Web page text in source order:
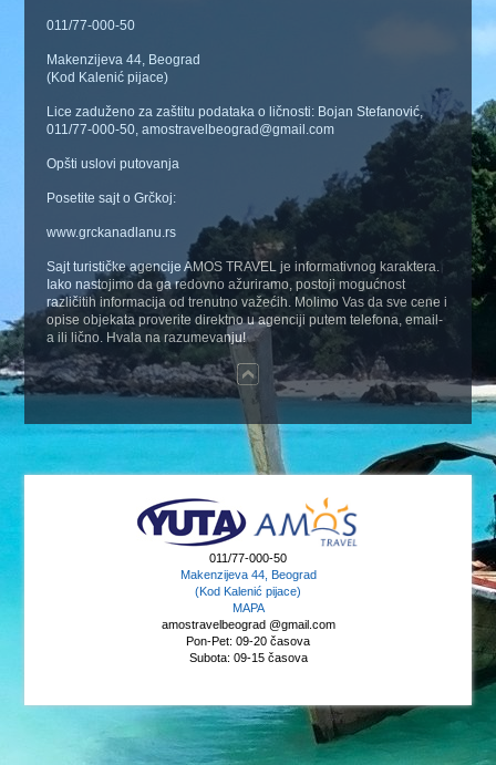
011/77-000-50
Makenzijeva 44, Beograd
(Kod Kalenić pijace)
Lice zaduženo za zaštitu podataka o ličnosti: Bojan Stefanović,
011/77-000-50, amostravelbeograd@gmail.com
Opšti uslovi putovanja
Posetite sajt o Grčkoj:
www.grckanadlanu.rs
Sajt turističke agencije AMOS TRAVEL je informativnog karaktera.
Iako nastojimo da ga redovno ažuriramo, postoji mogućnost
različitih informacija od trenutno važećih. Molimo Vas da sve cene i
opise objekata proverite direktno u agenciji putem telefona, email-
a ili lično. Hvala na razumevanju!
011/77-000-50
Makenzijeva 44, Beograd
(Kod Kalenić pijace)
MAPA
amostravelbeograd @gmail.com
Pon-Pet: 09-20 časova
Subota: 09-15 časova